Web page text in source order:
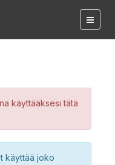
käyttääksesi tätä
käyttää joko